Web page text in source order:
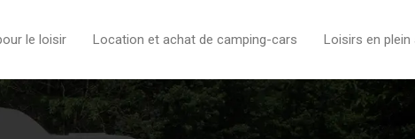
le loisir Location et achat de camping-cars Loisirs en plein